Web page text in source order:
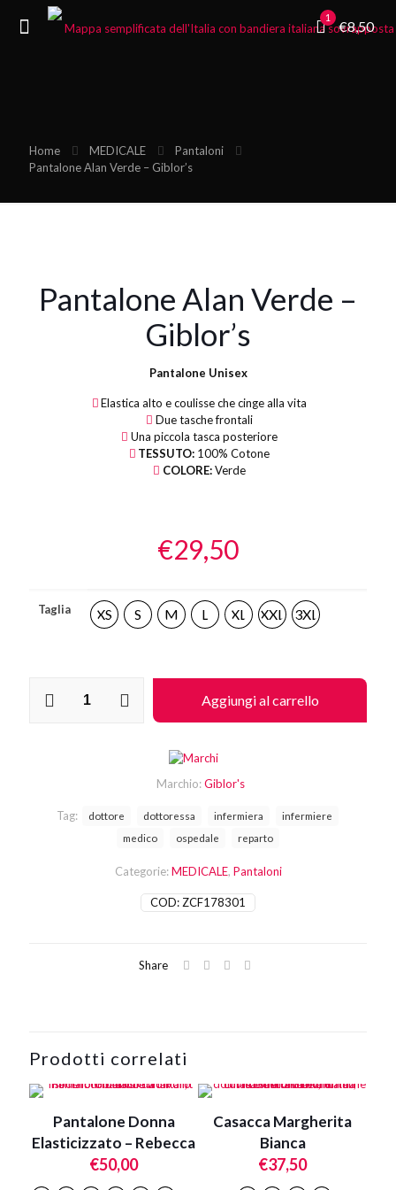
1
€8,50
Home MEDICALE
Pantaloni
Pantalone Alan Verde – Giblor’s
Pantalone Alan Verde –
Giblor’s
Pantalone Unisex
Elastica alto e coulisse che cinge alla vita
Due tasche frontali
Una piccola tasca posteriore
TESSUTO: 100% Cotone
COLORE:Verde
€29,50
Taglia XS S M L XL XXL 3XL
Aggiungi al carrello
COD: ZCF178301
Categorie:MEDICALE, Pantaloni
Tag: dottore dottoressa infermiera
infermiere
medico
ospedale reparto
Marchio:Giblor's
Share
Prodotti correlati
Pantalone Donna
Elasticizzato – Rebecca
€50,00
Casacca Margherita
Bianca
€37,50